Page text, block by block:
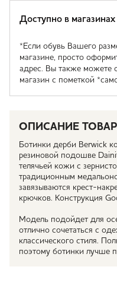
Доступно в магазинах
*Если обувь Вашего
магазине, просто
адрес. Вы также можете
магазин с пометкой
ОПИСАНИЕ
Ботинки дерби Berwick
резиновой подошве
телячьей кожи с
традиционным
завязываются крест-
крючков. Конструкция
Модель подойдет для
отлично сочетаться с
классического стиля.
поэтому ботинки лучше